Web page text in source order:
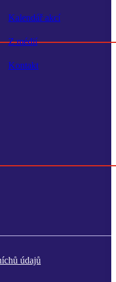
Kalendář akcí
Z médií
Kontakt
údajů